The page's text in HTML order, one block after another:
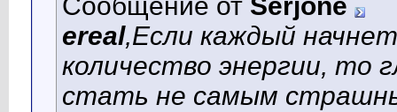
Сообщение от Serjone
ereal,Если каждый
количество энергии, то
стать не самым